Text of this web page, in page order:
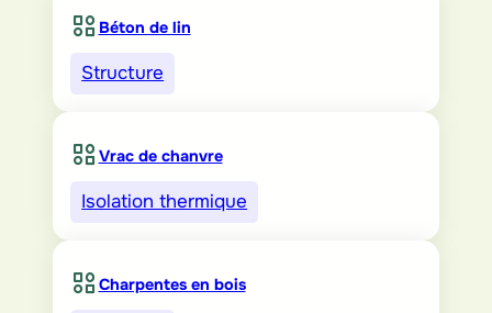
Béton de lin
Structure
Vrac de chanvre
Isolation thermique
Charpentes en bois